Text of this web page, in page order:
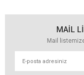
MAİL
Mail